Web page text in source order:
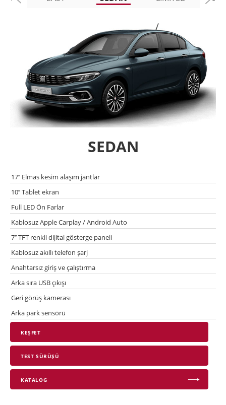
SEDAN
17’’ Elmas kesim alaşım jantlar
10’’ Tablet ekran
Full LED Ön Farlar
Kablosuz Apple Carplay / Android Auto
7’’ TFT renkli dijital gösterge paneli
Kablosuz akıllı telefon şarj
Anahtarsız giriş ve çalıştırma
Arka sıra USB çıkışı
Geri görüş kamerası
Arka park sensörü
KEŞFET
TEST SÜRÜŞÜ
KATALOG